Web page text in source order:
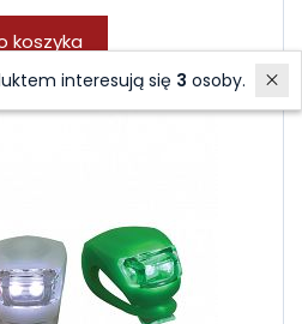
koszyka
interesują się 3 osoby.